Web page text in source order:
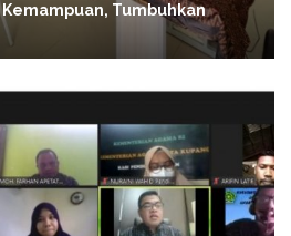
Kemampuan, Tumbuhkan